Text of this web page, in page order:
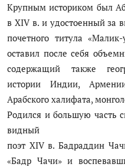
Крупным историком был
в XIV в. и удостоенный за
почетного титула
оставил после себя
содержащий также
истории Индии,
Арабского халифата,
Родился и большую часть
видный
поэт XIV в. Бадраддин
«Бадр Чачи» и